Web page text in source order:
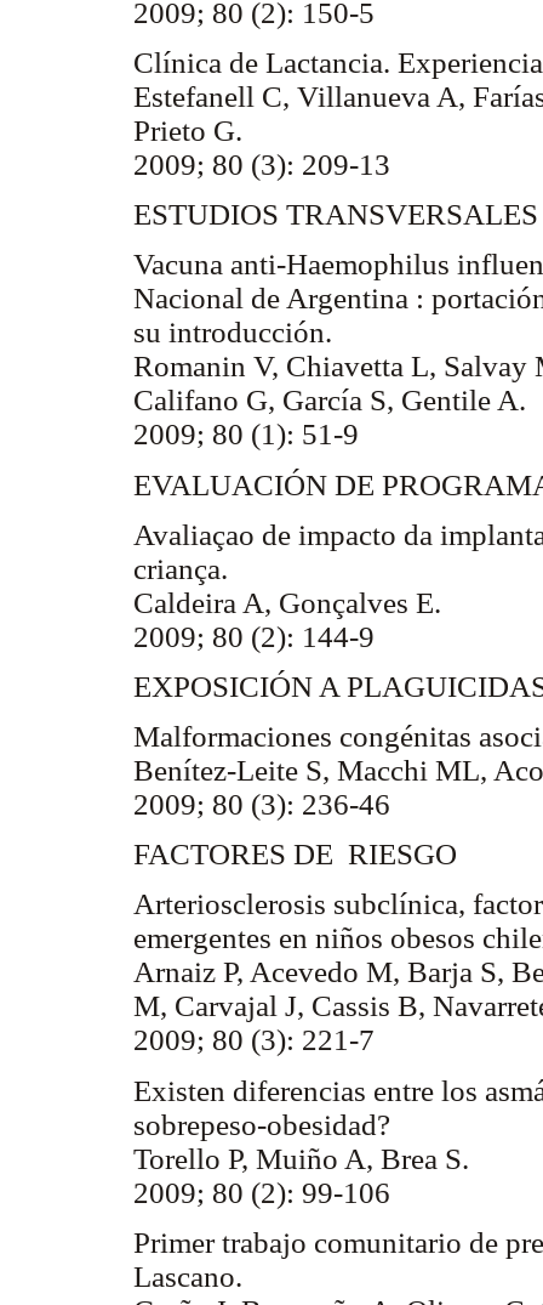
2009; 80 (2): 150-5
Clínica de Lactancia.
Estefanell C, Villanueva A,
Prieto G.
2009; 80 (3): 209-13
ESTUDIOS TRANSVERSALES
Vacuna anti-Haemophilus
Nacional de Argentina :
su introducción.
Romanin V, Chiavetta L,
Califano G, García S, Gentile A.
2009; 80 (1): 51-9
EVALUACIÓN DE
Avaliaçao de impacto da
criança.
Caldeira A, Gonçalves E.
2009; 80 (2): 144-9
EXPOSICIÓN A
Malformaciones congénitas
Benítez-Leite S, Macchi ML,
2009; 80 (3): 236-46
FACTORES DE RIESGO
Arteriosclerosis subclínica,
emergentes en niños obesos
Arnaiz P, Acevedo M, Barja S,
M, Carvajal J, Cassis B,
2009; 80 (3): 221-7
Existen diferencias entre los
sobrepeso-obesidad?
Torello P, Muiño A, Brea S.
2009; 80 (2): 99-106
Primer trabajo comunitario de
Lascano.